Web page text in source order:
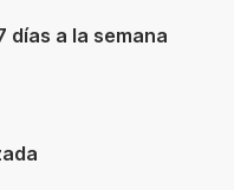
días a la semana